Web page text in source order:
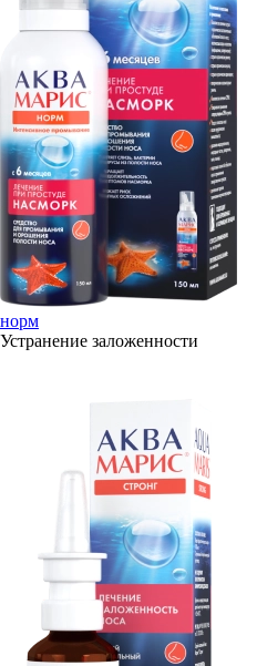
норм
Устранение заложенности